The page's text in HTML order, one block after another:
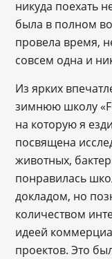
никуда поехать
была в полном
провела время,
совсем одна и
Из ярких
зимнюю школу
на которую я
посвящена
животных,
понравилась
докладом, но
количеством
идеей
проектов. Это